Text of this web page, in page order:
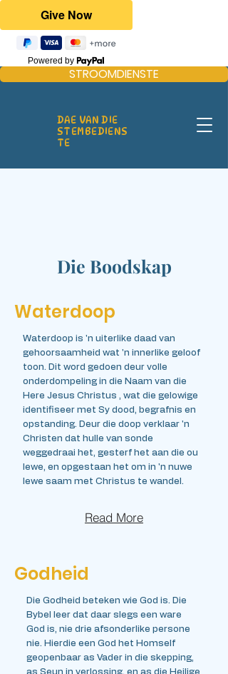
Powered by
STROOMDIENSTE
DAE VAN DIE
STEMBEDIENS
TE
Die Boodskap
Waterdoop
Waterdoop is 'n uiterlike daad van
gehoorsaamheid wat 'n innerlike geloof
toon. Dit word gedoen deur volle
onderdompeling in die Naam van die
Here Jesus Christus , wat die gelowige
identifiseer met Sy dood, begrafnis en
opstanding. Deur die doop verklaar 'n
Christen dat hulle van sonde
weggedraai het, gesterf het aan die ou
lewe, en opgestaan het om in 'n nuwe
lewe saam met Christus te wandel.
Read More
Godheid
Die Godheid beteken wie God is. Die
Bybel leer dat daar slegs een ware
God is, nie drie afsonderlike persone
nie. Hierdie een God het Homself
geopenbaar as Vader in die skepping,
as Seun in verlossing, en as die Heilige